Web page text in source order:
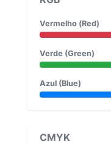
Vermelho (Red)
Verde (Green)
Azul (Blue)
CMYK